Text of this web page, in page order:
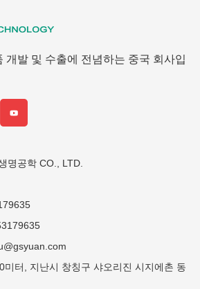
개발 및 수출에 전념하는 중국 회사입
명공학 CO., LTD.
미터, 지난시 창칭구 샤오리진 시지에촌 동